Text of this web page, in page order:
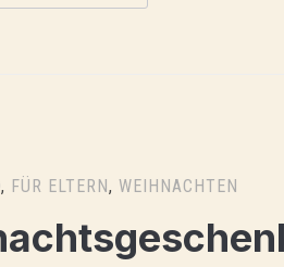
, FÜR ELTERN, WEIHNACHTEN